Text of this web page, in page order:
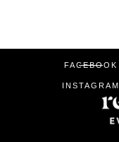
FACEBOOK
INSTAGRAM